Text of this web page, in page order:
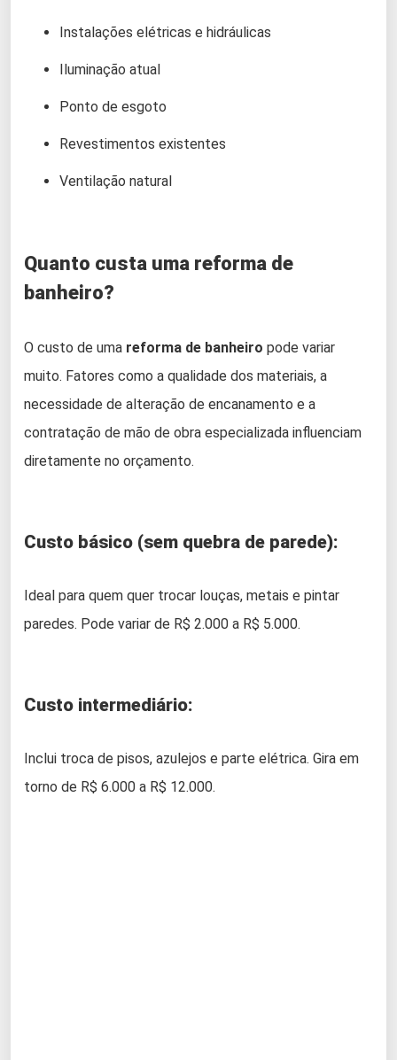
Instalações elétricas e hidráulicas
Iluminação atual
Ponto de esgoto
Revestimentos existentes
Ventilação natural
Quanto custa uma reforma de
banheiro?
O custo de uma reforma de banheiro pode variar
muito. Fatores como a qualidade dos materiais, a
necessidade de alteração de encanamento e a
contratação de mão de obra especializada influenciam
diretamente no orçamento.
Custo básico (sem quebra de parede):
Ideal para quem quer trocar louças, metais e pintar
paredes. Pode variar de R$ 2.000 a R$ 5.000.
Custo intermediário:
Inclui troca de pisos, azulejos e parte elétrica. Gira em
torno de R$ 6.000 a R$ 12.000.